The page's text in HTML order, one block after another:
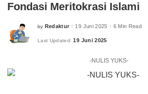
Fondasi Meritokrasi Islami
Posted
by Redaktur 19 Juni 2025 6 Min Read
Last Updated: 19 Juni 2025
-NULIS YUKS-